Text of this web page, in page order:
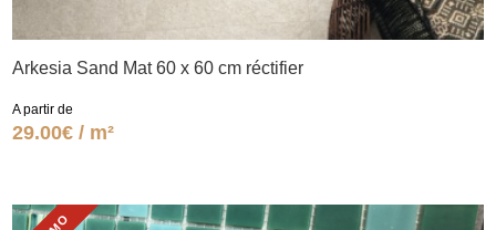
Arkesia Sand Mat 60 x 60 cm réctifier
A partir de
29.00€ / m²